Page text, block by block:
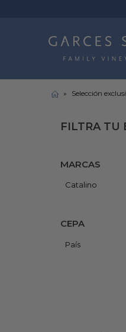
» Selección
FILTRA TU
MARCAS
Catalino
CEPA
País